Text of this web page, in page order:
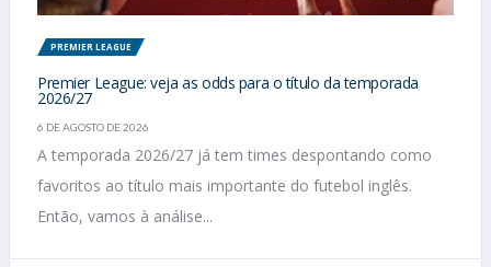
PREMIER LEAGUE
Premier League: veja as odds para o título da temporada
2026/27
6 DE AGOSTO DE 2026
A temporada 2026/27 já tem times despontando como
favoritos ao título mais importante do futebol inglês.
Então, vamos à análise...